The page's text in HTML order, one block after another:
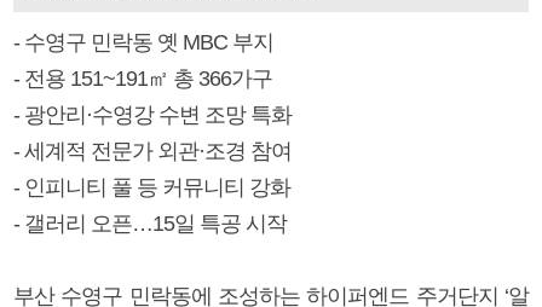
- 수영구 민락동 옛 MBC 부지
- 전용 151~191㎡ 총 366가구
- 광안리·수영강 수변 조망 특화
- 세계적 전문가 외관·조경 참여
- 인피니티 풀 등 커뮤니티 강화
- 갤러리 오픈…15일 특공 시작
부산 수영구 민락동에 조성하는 하이퍼엔드 주거단지 ‘알